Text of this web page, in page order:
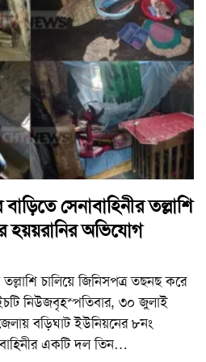
সেনাবাহিনীর তল্লাশি
হয়য়রানির অভিযোগ
চালিয়ে জিনিসপত্র তছনছ করে
নিউজবৃহস্পতিবার, ৩০ জুলাই
বড়িঘাট ইউনিয়নের ৮নং
একটি দল তিন…